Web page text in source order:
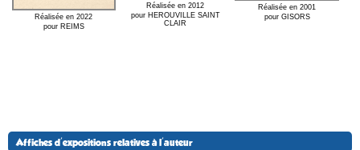
Réalisée en 2022
pour REIMS
Réalisée en 2012
pour HEROUVILLE SAINT
CLAIR
Réalisée en 2001
pour GISORS
Affiches d'expositions relatives à l'auteur